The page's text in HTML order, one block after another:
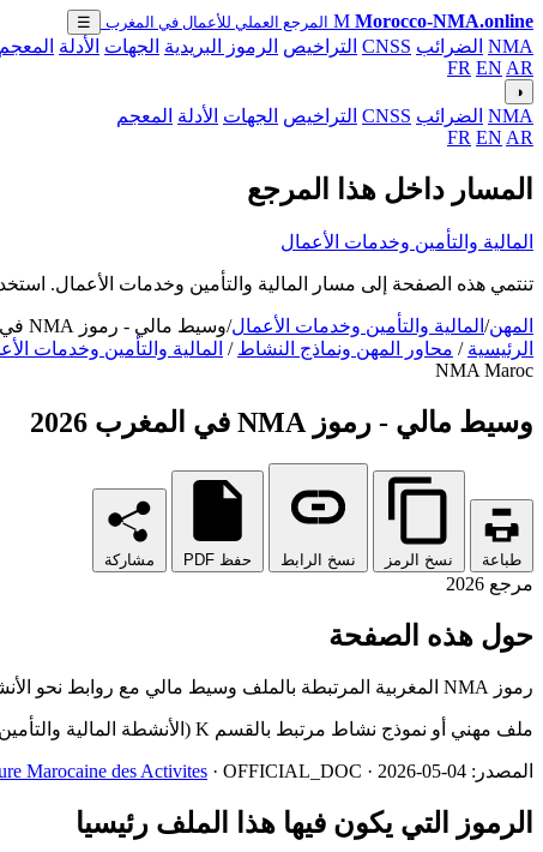
M Morocco-NMA.online المرجع العملي للأعمال في المغرب ☰
NMA الضرائب CNSS التراخيص الرموز البريدية الجهات الأدلة المعجم
FR EN AR
◑
NMA الضرائب CNSS التراخيص الجهات الأدلة المعجم
FR EN AR
المسار داخل هذا المرجع
المالية والتأمين وخدمات الأعمال
تنتمي هذه الصفحة إلى مسار المالية والتأمين وخدمات الأعمال.
المهن/ المالية والتأمين وخدمات الأعمال/وسيط مالي - رموز NMA في المغرب 2026
الرئيسية / محاور المهن ونماذج النشاط / المالية والتأمين وخدمات
NMA Maroc
وسيط مالي - رموز NMA في المغرب 2026
طباعة نسخ الرمز نسخ الرابط حفظ PDF مشاركة
مرجع 2026
حول هذه الصفحة
رموز NMA المغربية المرتبطة بالملف وسيط مالي مع روابط نحو الأنشطة الرئيسية والمرتبطة.
ملف مهني أو نموذج نشاط مرتبط بالقسم K (الأنشطة المالية والتأمين) في تسمية NMA. يستعمل هذا الربط كأداة قراءة وليس كاعتماد مهني رسمي.
المصدر: Marocaine des Activites · OFFICIAL_DOC · 2026-05-04
الرموز التي يكون فيها هذا الملف رئيسيا